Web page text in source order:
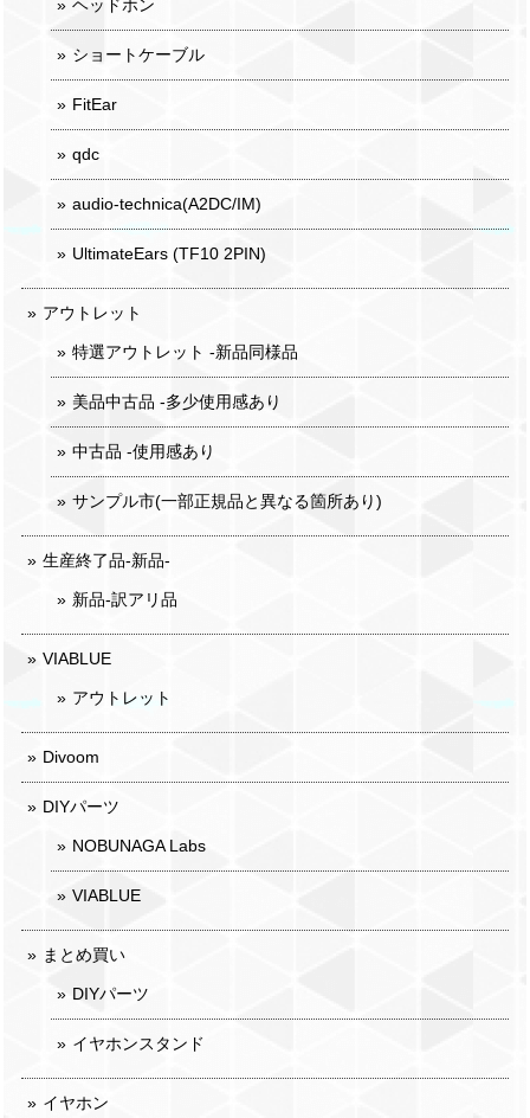
ヘッドホン
ショートケーブル
FitEar
qdc
audio-technica(A2DC/IM)
UltimateEars (TF10 2PIN)
アウトレット
特選アウトレット -新品同様品
美品中古品 -多少使用感あり
中古品 -使用感あり
サンプル市(一部正規品と異なる箇所あり)
生産終了品-新品-
新品-訳アリ品
VIABLUE
アウトレット
Divoom
DIYパーツ
NOBUNAGA Labs
VIABLUE
まとめ買い
DIYパーツ
イヤホンスタンド
イヤホン